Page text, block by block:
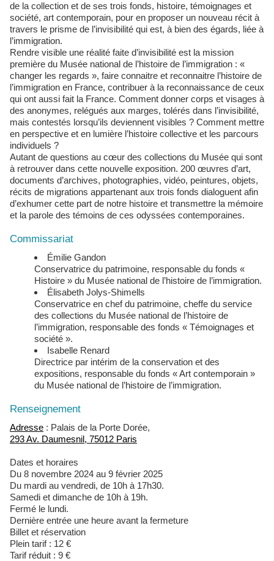
de la collection et de ses trois fonds, histoire, témoignages et
société, art contemporain, pour en proposer un nouveau récit à
travers le prisme de l’invisibilité qui est, à bien des égards, liée à
l’immigration.
Rendre visible une réalité faite d’invisibilité est la mission
première du Musée national de l’histoire de l’immigration : «
changer les regards », faire connaitre et reconnaitre l’histoire de
l’immigration en France, contribuer à la reconnaissance de ceux
qui ont aussi fait la France. Comment donner corps et visages à
des anonymes, relégués aux marges, tolérés dans l’invisibilité,
mais contestés lorsqu’ils deviennent visibles ? Comment mettre
en perspective et en lumière l’histoire collective et les parcours
individuels ?
Autant de questions au cœur des collections du Musée qui sont
à retrouver dans cette nouvelle exposition. 200 œuvres d’art,
documents d’archives, photographies, vidéo, peintures, objets,
récits de migrations appartenant aux trois fonds dialoguent afin
d’exhumer cette part de notre histoire et transmettre la mémoire
et la parole des témoins de ces odyssées contemporaines.
Commissariat
Émilie Gandon
Conservatrice du patrimoine, responsable du fonds «
Histoire » du Musée national de l’histoire de l’immigration.
Élisabeth Jolys-Shimells
Conservatrice en chef du patrimoine, cheffe du service
des collections du Musée national de l’histoire de
l’immigration, responsable des fonds « Témoignages et
société ».
Isabelle Renard
Directrice par intérim de la conservation et des
expositions, responsable du fonds « Art contemporain »
du Musée national de l’histoire de l’immigration.
Renseignement
Adresse : Palais de la Porte Dorée,
293 Av. Daumesnil, 75012 Paris
Dates et horaires
Du 8 novembre 2024 au 9 février 2025
Du mardi au vendredi, de 10h à 17h30.
Samedi et dimanche de 10h à 19h.
Fermé le lundi.
Dernière entrée une heure avant la fermeture
Billet et réservation
Plein tarif : 12 €
Tarif réduit : 9 €